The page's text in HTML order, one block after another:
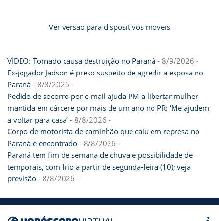
Ver versão para dispositivos móveis
VÍDEO: Tornado causa destruição no Paraná - 8/9/2026 -
Ex-jogador Jadson é preso suspeito de agredir a esposa no
Paraná - 8/8/2026 -
Pedido de socorro por e-mail ajuda PM a libertar mulher
mantida em cárcere por mais de um ano no PR: ‘Me ajudem
a voltar para casa’ - 8/8/2026 -
Corpo de motorista de caminhão que caiu em represa no
Paraná é encontrado - 8/8/2026 -
Paraná tem fim de semana de chuva e possibilidade de
temporais, com frio a partir de segunda-feira (10); veja
previsão - 8/8/2026 -